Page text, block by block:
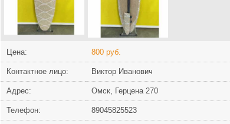
Цена: 800 руб.
Контактное лицо: Виктор Иванович
Адрес: Омск, Герцена 270
Телефон: 89045825523